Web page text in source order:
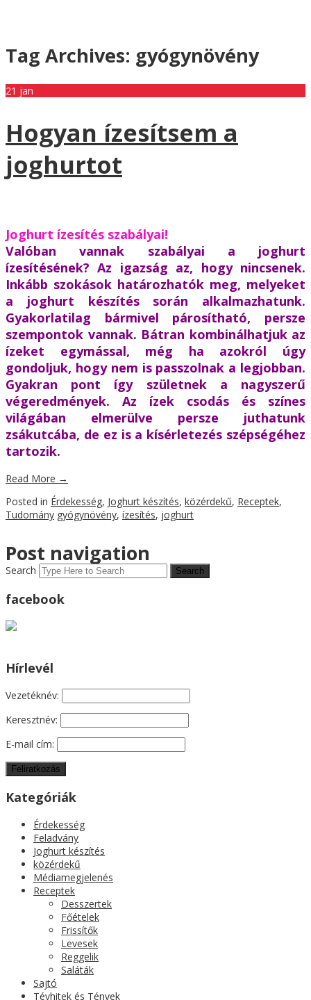
Tag Archives: gyógynövény
21 jan
Hogyan ízesítsem a
joghurtot
Joghurt ízesítés szabályai!
Valóban vannak szabályai a joghurt
ízesítésének? Az igazság az, hogy nincsenek.
Inkább szokások határozhatók meg, melyeket
a joghurt készítés során alkalmazhatunk.
Gyakorlatilag bármivel párosítható, persze
szempontok vannak. Bátran kombinálhatjuk az
ízeket egymással, még ha azokról úgy
gondoljuk, hogy nem is passzolnak a legjobban.
Gyakran pont így születnek a nagyszerű
végeredmények. Az ízek csodás és színes
világában elmerülve persze juthatunk
zsákutcába, de ez is a kísérletezés szépségéhez
tartozik.
Read More →
Posted in Érdekesség, Joghurt készítés, közérdekű, Receptek,
Tudomány gyógynövény, ízesítés, joghurt
Post navigation
Search
facebook
Hírlevél
Vezetéknév:
Keresztnév:
E-mail cím:
Kategóriák
Érdekesség
Feladvány
Joghurt készítés
közérdekű
Médiamegjelenés
Receptek
Desszertek
Főételek
Frissítők
Levesek
Reggelik
Saláták
Sajtó
Tévhitek és Tények